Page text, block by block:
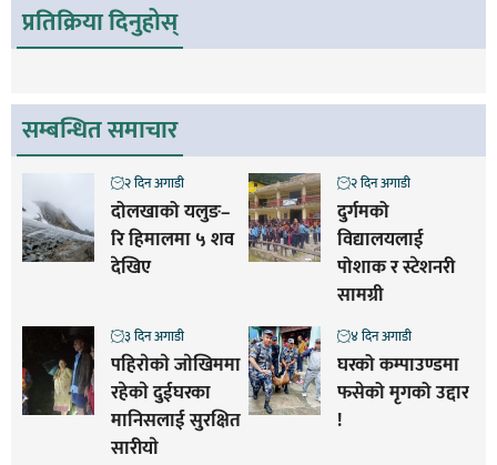
प्रतिक्रिया दिनुहोस्
सम्बन्धित समाचार
दोलखाको यलुङ–
रि हिमालमा ५ शव
देखिए
२ दिन अगाडी
दुर्गमको
विद्यालयलाई
पोशाक र स्टेशनरी
सामग्री
२ दिन अगाडी
पहिराेकाे जाेखिममा
रहेकाे दुईघरका
मानिसलाई सुरक्षित
सारीयाे
३ दिन अगाडी
घरको कम्पाउण्डमा
फसेको मृगको उद्दार
!
४ दिन अगाडी